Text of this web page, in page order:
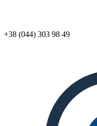
+38 (044) 303 98 49